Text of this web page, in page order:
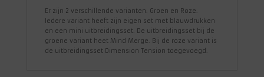
Er zijn 2 verschillende varianten. Groen en Roze.
Iedere variant heeft zijn eigen set met blauwdrukken
en een mini uitbreidingsset. ​De uitbreidingsset bij de
groene variant heet Mind Merge. Bij de roze variant is
de uitbreidingsset Dimension Tension toegevoegd.